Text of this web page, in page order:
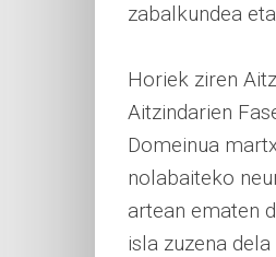
zabalkundea
Horiek ziren
Aitzindarien
Domeinua
nolabaiteko
artean ematen
isla zuzena